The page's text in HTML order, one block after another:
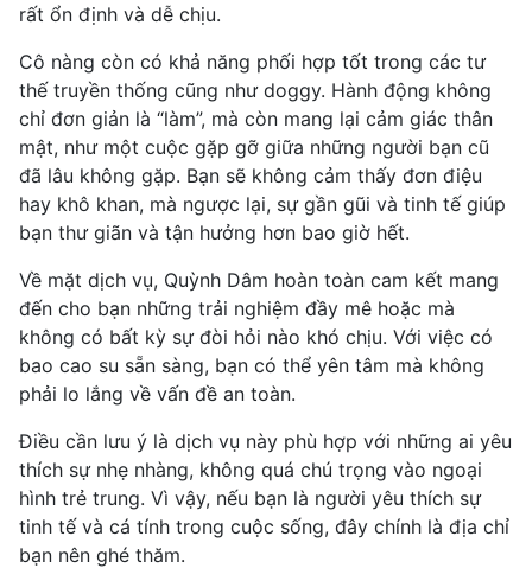
rất ổn định và dễ chịu.
Cô nàng còn có khả năng phối hợp tốt trong các tư
thế truyền thống cũng như doggy. Hành động không
chỉ đơn giản là “làm”, mà còn mang lại cảm giác thân
mật, như một cuộc gặp gỡ giữa những người bạn cũ
đã lâu không gặp. Bạn sẽ không cảm thấy đơn điệu
hay khô khan, mà ngược lại, sự gần gũi và tinh tế giúp
bạn thư giãn và tận hưởng hơn bao giờ hết.
Về mặt dịch vụ, Quỳnh Dâm hoàn toàn cam kết mang
đến cho bạn những trải nghiệm đầy mê hoặc mà
không có bất kỳ sự đòi hỏi nào khó chịu. Với việc có
bao cao su sẵn sàng, bạn có thể yên tâm mà không
phải lo lắng về vấn đề an toàn.
Điều cần lưu ý là dịch vụ này phù hợp với những ai yêu
thích sự nhẹ nhàng, không quá chú trọng vào ngoại
hình trẻ trung. Vì vậy, nếu bạn là người yêu thích sự
tinh tế và cá tính trong cuộc sống, đây chính là địa chỉ
bạn nên ghé thăm.